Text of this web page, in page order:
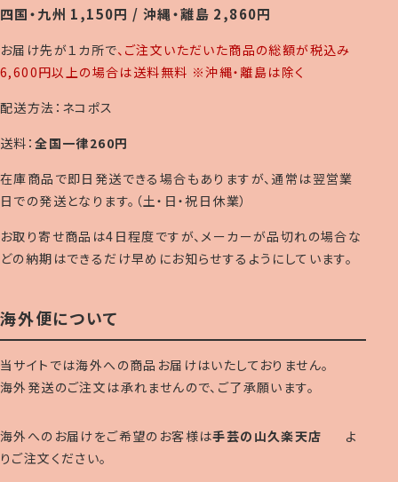
四国・九州 1,150円 / 沖縄・離島 2,860円
お届け先が１カ所で、ご注文いただいた商品の総額が税込み
6,600円以上の場合は送料無料 ※沖縄・離島は除く
配送方法：ネコポス
送料：全国一律260円
在庫商品で即日発送できる場合もありますが、通常は翌営業
日での発送となります。（土・日・祝日休業）
お取り寄せ商品は4日程度ですが、メーカーが品切れの場合な
どの納期はできるだけ早めにお知らせするようにしています。
海外便について
当サイトでは海外への商品お届けはいたしておりません。
海外発送のご注文は承れませんので、ご了承願います。
海外へのお届けをご希望のお客様は手芸の山久楽天店
よ
りご注文ください。